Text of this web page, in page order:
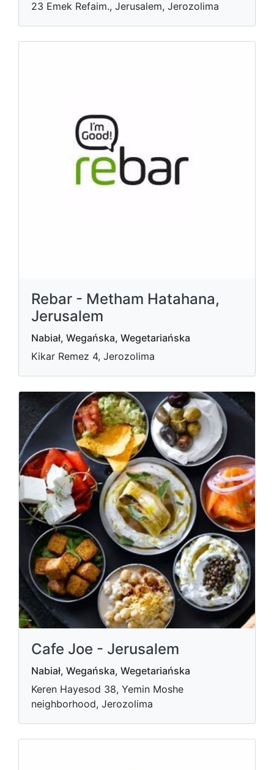
23 Emek Refaim., Jerusalem, Jerozolima
Rebar - Metham Hatahana,
Jerusalem
Nabiał, Wegańska, Wegetariańska
Kikar Remez 4, Jerozolima
Cafe Joe - Jerusalem
Nabiał, Wegańska, Wegetariańska
Keren Hayesod 38, Yemin Moshe
neighborhood, Jerozolima